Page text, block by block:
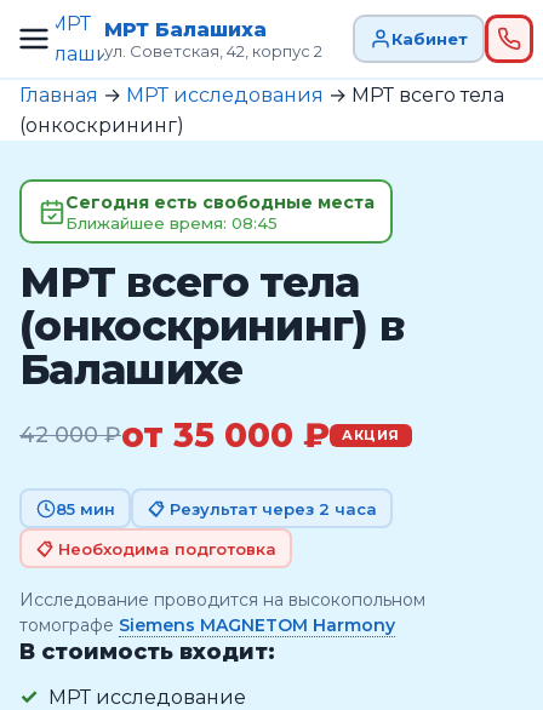
МРТ Балашиха
ул. Советская, 42, корпус 2
Кабинет
Главная → МРТ исследования → МРТ всего тела
(онкоскрининг)
Сегодня есть свободные места
Ближайшее время: 08:45
МРТ всего тела
(онкоскрининг) в
Балашихе
42 000 ₽от 35 000 ₽ АКЦИЯ
85 мин 📋 Результат через 2 часа
📋 Необходима подготовка
Исследование проводится на высокопольном
томографе Siemens MAGNETOM Harmony
В стоимость входит:
МРТ исследование